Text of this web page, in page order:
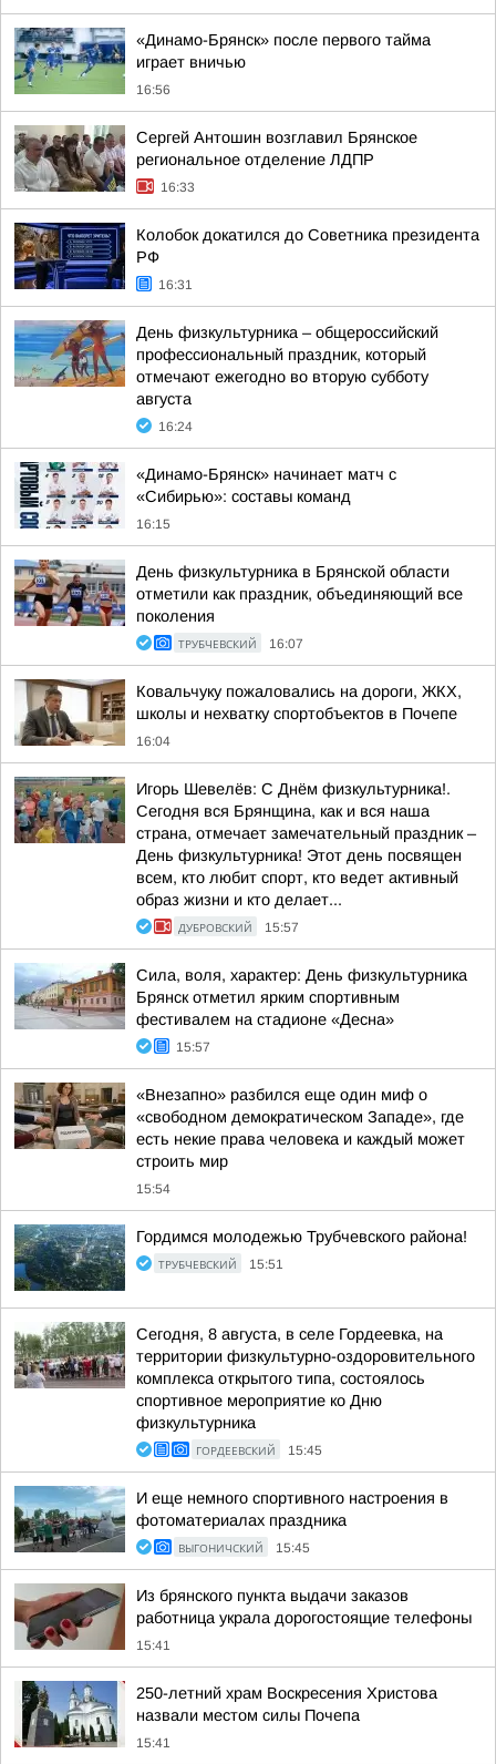
«Динамо-Брянск» после первого тайма
играет вничью
16:56
Сергей Антошин возглавил Брянское
региональное отделение ЛДПР
16:33
Колобок докатился до Советника президента
РФ
16:31
День физкультурника – общероссийский
профессиональный праздник, который
отмечают ежегодно во вторую субботу
августа
16:24
«Динамо-Брянск» начинает матч с
«Сибирью»: составы команд
16:15
День физкультурника в Брянской области
отметили как праздник, объединяющий все
поколения
ТРУБЧЕВСКИЙ 16:07
Ковальчуку пожаловались на дороги, ЖКХ,
школы и нехватку спортобъектов в Почепе
16:04
Игорь Шевелёв: С Днём физкультурника!.
Сегодня вся Брянщина, как и вся наша
страна, отмечает замечательный праздник –
День физкультурника! Этот день посвящен
всем, кто любит спорт, кто ведет активный
образ жизни и кто делает...
ДУБРОВСКИЙ 15:57
Сила, воля, характер: День физкультурника
Брянск отметил ярким спортивным
фестивалем на стадионе «Десна»
15:57
«Внезапно» разбился еще один миф о
«свободном демократическом Западе», где
есть некие права человека и каждый может
строить мир
15:54
Гордимся молодежью Трубчевского района!
ТРУБЧЕВСКИЙ 15:51
Сегодня, 8 августа, в селе Гордеевка, на
территории физкультурно-оздоровительного
комплекса открытого типа, состоялось
спортивное мероприятие ко Дню
физкультурника
ГОРДЕЕВСКИЙ 15:45
И еще немного спортивного настроения в
фотоматериалах праздника
ВЫГОНИЧСКИЙ 15:45
Из брянского пункта выдачи заказов
работница украла дорогостоящие телефоны
15:41
250-летний храм Воскресения Христова
назвали местом силы Почепа
15:41